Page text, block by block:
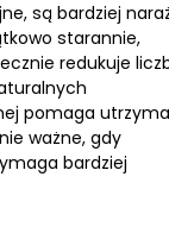
są bardziej
starannie,
redukuje
pomaga
ważne, gdy
bardziej